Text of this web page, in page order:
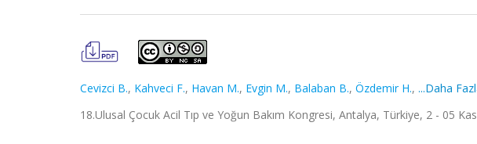
Cevizci B., Kahveci F., Havan M., Evgin M., Balaban B., Özdemir H., ...Daha
18.Ulusal Çocuk Acil Tıp ve Yoğun Bakım Kongresi, Antalya, Türkiye, 2 - 05